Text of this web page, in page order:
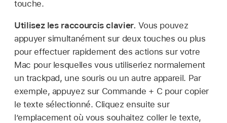
touche.
Utilisez les raccourcis clavier.Vous pouvez
appuyer simultanément sur deux touches ou plus
pour effectuer rapidement des actions sur votre
Mac pour lesquelles vous utiliseriez normalement
un trackpad, une souris ou un autre appareil. Par
exemple, appuyez sur Commande + C pour copier
le texte sélectionné. Cliquez ensuite sur
l’emplacement où vous souhaitez coller le texte,